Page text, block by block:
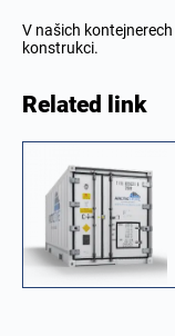
V našich kontejnerech
konstrukci.
Related link